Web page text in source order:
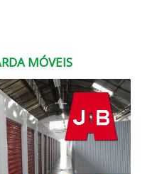
MÓVEIS